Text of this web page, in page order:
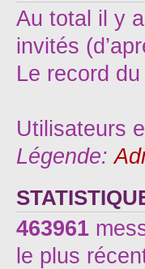
Au total il y a
invités
Le record
Utilisateurs
Légende:
463961
le plus